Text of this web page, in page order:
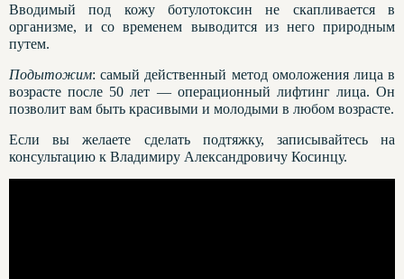
Вводимый под кожу ботулотоксин не скапливается в
организме, и со временем выводится из него природным
путем.
Подытожим: самый действенный метод омоложения лица в
возрасте после 50 лет — операционный лифтинг лица. Он
позволит вам быть красивыми и молодыми в любом возрасте.
Если вы желаете сделать подтяжку, записывайтесь на
консультацию к Владимиру Александровичу Косинцу.